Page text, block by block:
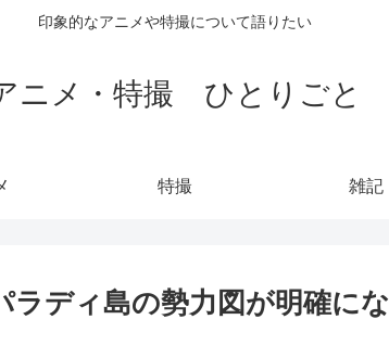
印象的なアニメや特撮について語りたい
ニメ・特撮 ひとりごと
特撮 雑記
ラディ島の勢力図が明確にな